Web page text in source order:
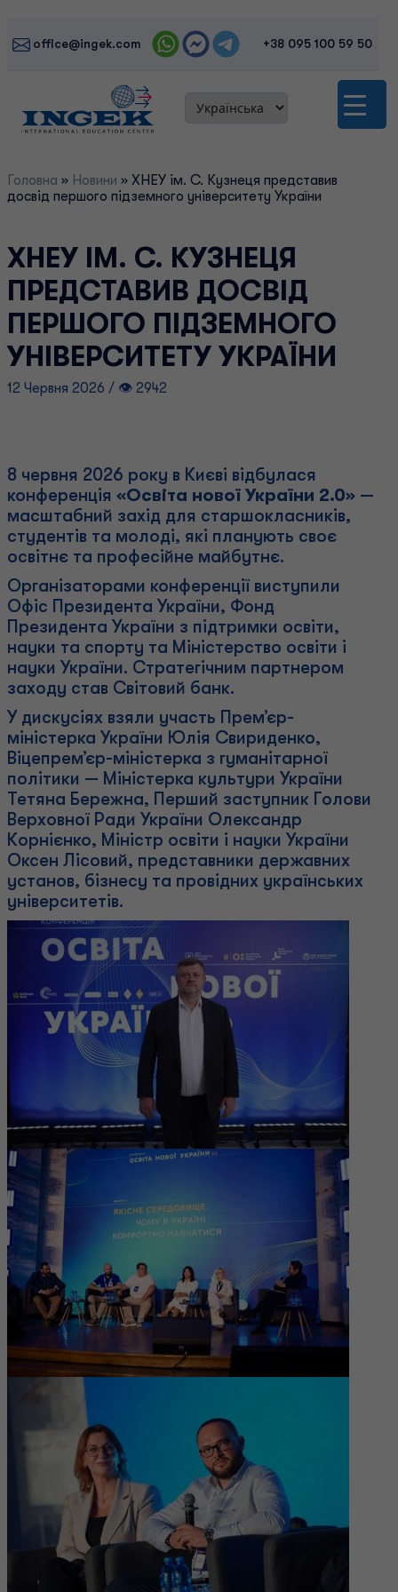
contentoffice@ingek.com +38 095 100 59 50
Головна » Новини » ХНЕУ ім. С. Кузнеця представив
досвід першого підземного університету України
ХНЕУ ІМ. С. КУЗНЕЦЯ
ПРЕДСТАВИВ ДОСВІД
ПЕРШОГО ПІДЗЕМНОГО
УНІВЕРСИТЕТУ УКРАЇНИ
12 Червня 2026 / 👁 2942
8 червня 2026 року в Києві відбулася
конференція «Освіта нової України 2.0»—
масштабний захід для старшокласників,
студентів та молоді, які планують своє
освітнє та професійне майбутнє.
Організаторами конференції виступили
Офіс Президента України, Фонд
Президента України з підтримки освіти,
науки та спорту та Міністерство освіти і
науки України. Стратегічним партнером
заходу став Світовий банк.
У дискусіях взяли участь Прем’єр-
міністерка України Юлія Свириденко,
Віцепрем’єр-міністерка з гуманітарної
політики — Міністерка культури України
Тетяна Бережна, Перший заступник Голови
Верховної Ради України Олександр
Корнієнко, Міністр освіти і науки України
Оксен Лісовий, представники державних
установ, бізнесу та провідних українських
університетів.